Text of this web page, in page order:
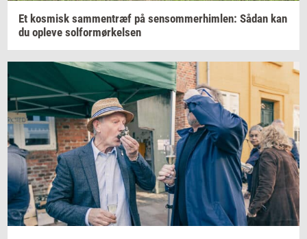
Et kos­misk sam­men­træf på sen­som­mer­him­len: Sådan kan
du op­le­ve sol­for­mør­kel­sen